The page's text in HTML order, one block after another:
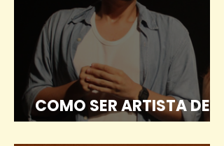
COMO SER ARTISTA DE
TEATRO EM SALVADOR